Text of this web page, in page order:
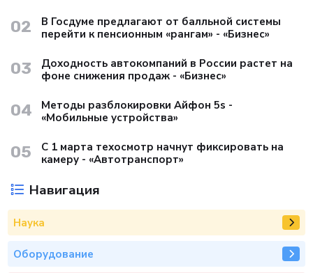
02
В Госдуме предлагают от балльной системы
перейти к пенсионным «рангам» - «Бизнес»
03
Доходность автокомпаний в России растет на
фоне снижения продаж - «Бизнес»
04
Методы разблокировки Айфон 5s -
«Мобильные устройства»
05
С 1 марта техосмотр начнут фиксировать на
камеру - «Автотранспорт»
Навигация
Наука
Оборудование